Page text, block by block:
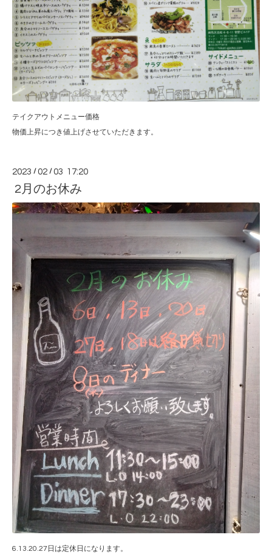
テイクアウトメニュー価格
物価上昇につき値上げさせていただきます。
2023 /02 /03 17:20
2月のお休み
6.13.20.27日は定休日になります。